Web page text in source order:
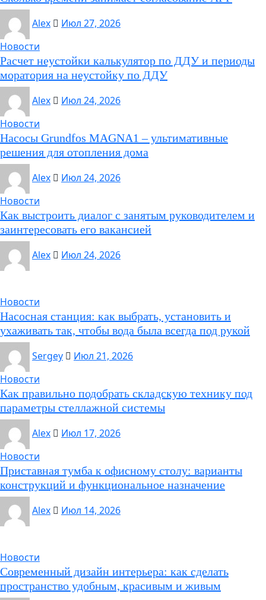
Alex
Июл 27, 2026
Новости
Расчет неустойки калькулятор по ДДУ и периоды
моратория на неустойку по ДДУ
Alex
Июл 24, 2026
Новости
Насосы Grundfos MAGNA1 – ультимативные
решения для отопления дома
Alex
Июл 24, 2026
Новости
Как выстроить диалог с занятым руководителем и
заинтересовать его вакансией
Alex
Июл 24, 2026
Новости
Насосная станция: как выбрать, установить и
ухаживать так, чтобы вода была всегда под рукой
Sergey
Июл 21, 2026
Новости
Как правильно подобрать складскую технику под
параметры стеллажной системы
Alex
Июл 17, 2026
Новости
Приставная тумба к офисному столу: варианты
конструкций и функциональное назначение
Alex
Июл 14, 2026
Новости
Современный дизайн интерьера: как сделать
пространство удобным, красивым и живым